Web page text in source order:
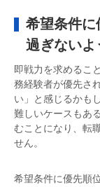
希望条件に
過ぎないよ
即戦力を求めるこ
務経験者が優先さ
い」と感じるかも
難しいケースもあ
むことになり、転
せん。
希望条件に優先順